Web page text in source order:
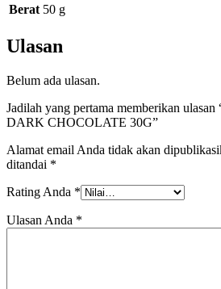
Berat 50 g
Ulasan
Belum ada ulasan.
Jadilah yang pertama memberikan
DARK CHOCOLATE 30G”
Alamat email Anda tidak akan
ditandai *
Rating Anda *
Ulasan Anda *